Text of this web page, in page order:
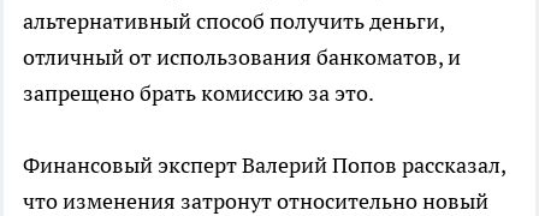
альтернативный способ получить деньги,
отличный от использования банкоматов, и
запрещено брать комиссию за это.
Финансовый эксперт Валерий Попов рассказал,
что изменения затронут относительно новый